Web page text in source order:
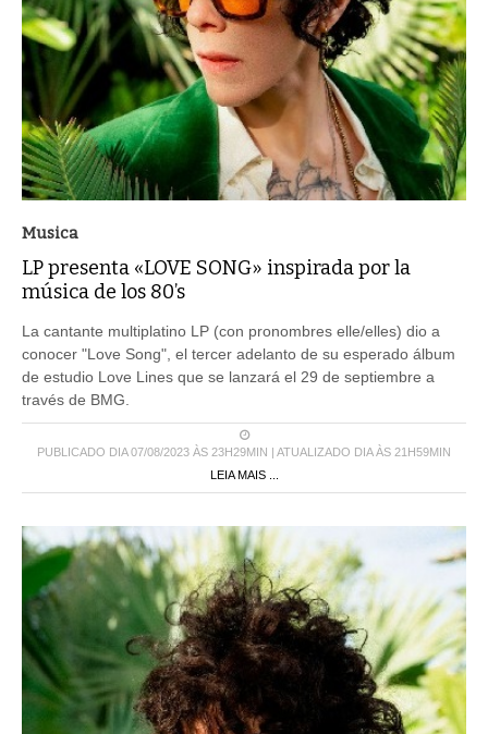
Musica
LP presenta «LOVE SONG» inspirada por la
música de los 80’s
La cantante multiplatino LP (con pronombres elle/elles) dio a
conocer "Love Song", el tercer adelanto de su esperado álbum
de estudio Love Lines que se lanzará el 29 de septiembre a
través de BMG.
PUBLICADO DIA 07/08/2023 ÀS 23H29MIN | ATUALIZADO DIA ÀS 21H59MIN
LEIA MAIS ...